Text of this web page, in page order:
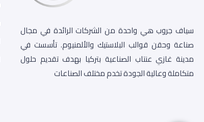
سياف جروب هي واحدة من الشركات الرائدة في مجال
صناعة وحقن قوالب البلاستيك والألمنيوم. تأسست في
مدينة غازي عنتاب الصناعية بتركيا بهدف تقديم حلول
متكاملة وعالية الجودة تخدم مختلف الصناعات